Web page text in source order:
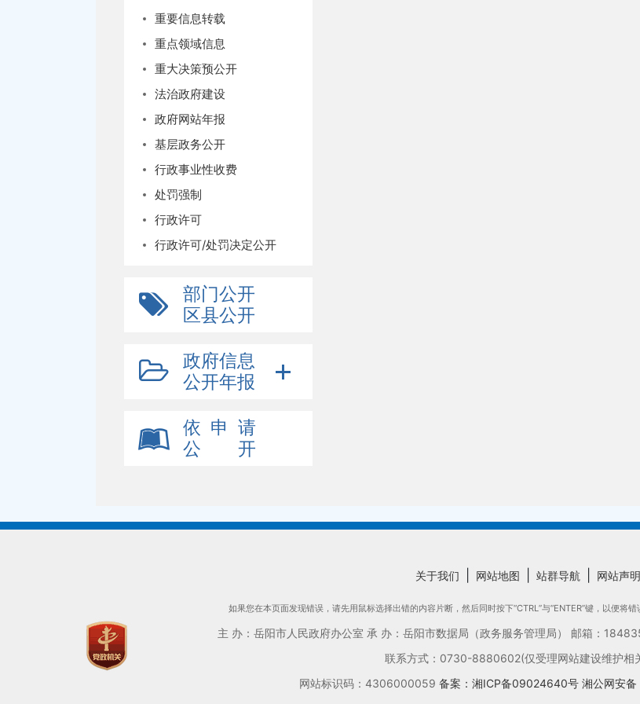
重要信息转载
重点领域信息
重大决策预公开
法治政府建设
政府网站年报
基层政务公开
行政事业性收费
处罚强制
行政许可
行政许可/处罚决定公开
部门公开
区县公开
政府信息
公开年报
依 申 请
公 开
关于我们 网站地图 站群导航 网站声明
如果您在本页面发现错误，请先用鼠标选择出错的内容片断，然后同时按下“CTRL”与“ENTER”键，以便将
主 办：岳阳市人民政府办公室 承 办：岳阳市数据局（政务服务管理局） 邮箱：
联系方式：0730-8880602(仅受理网站建设维护相
网站标识码：4306000059 备案：湘ICP备09024640号 湘公网安